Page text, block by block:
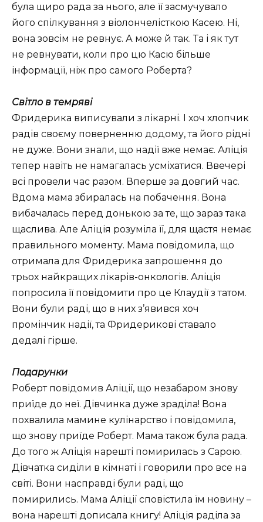
була щиро рада за нього, але її засмучувало
його спілкування з віолончелісткою Касею. Ні,
вона зовсім не ревнує. А може й так. Та і як тут
не ревнувати, коли про цю Касю більше
інформації, ніж про самого Роберта?
Світло в темряві
Фридерика виписували з лікарні. І хоч хлопчик
радів своєму поверненню додому, та його рідні
не дуже. Вони знали, що надії вже немає. Аліція
тепер навіть не намагалась усміхатися. Ввечері
всі провели час разом. Вперше за довгий час.
Вдома мама збиралась на побачення. Вона
вибачалась перед донькою за те, що зараз така
щаслива. Але Аліція розуміла її, для щастя немає
правильного моменту. Мама повідомила, що
отримала для Фридерика запрошення до
трьох найкращих лікарів-онкологів. Аліція
попросила її повідомити про це Клаудії з татом.
Вони були раді, що в них з’явився хоч
промінчик надії, та Фридерикові ставало
дедалі гірше.
Подарунки
Роберт повідомив Аліції, що незабаром знову
приїде до неї. Дівчинка дуже зраділа! Вона
похвалила мамине кулінарство і повідомила,
що знову приїде Роберт. Мама також була рада.
До того ж Аліція нарешті помирилась з Сарою.
Дівчатка сиділи в кімнаті і говорили про все на
світі. Вони насправді були раді, що
помирились. Мама Аліції сповістила їм новину –
вона нарешті дописала книгу! Аліція раділа за